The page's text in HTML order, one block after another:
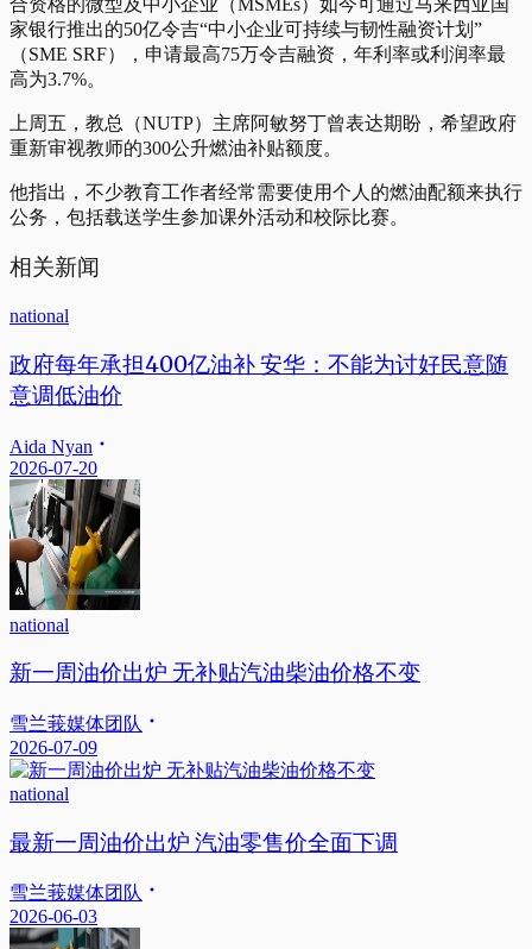
家银行推出的50亿令吉“中小企业可持续与韧性融资计划”
（SME SRF），申请最高75万令吉融资，年利率或利润率最
高为3.7%。
上周五，教总（NUTP）主席阿敏努丁曾表达期盼，希望政府
重新审视教师的300公升燃油补贴额度。
他指出，不少教育工作者经常需要使用个人的燃油配额来执行
公务，包括载送学生参加课外活动和校际比赛。
相关新闻
national
政府每年承担400亿油补 安华：不能为讨好民意随
意调低油价
Aida Nyan
2026-07-20
national
新一周油价出炉 无补贴汽油柴油价格不变
雪兰莪媒体团队
2026-07-09
national
最新一周油价出炉 汽油零售价全面下调
雪兰莪媒体团队
2026-06-03